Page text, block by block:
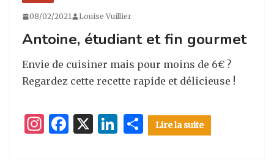
08/02/2021 Louise Vuillier
Antoine, étudiant et fin gourmet
Envie de cuisiner mais pour moins de 6€ ?
Regardez cette recette rapide et délicieuse !
I
F
X
Li
ar
Lire la suite